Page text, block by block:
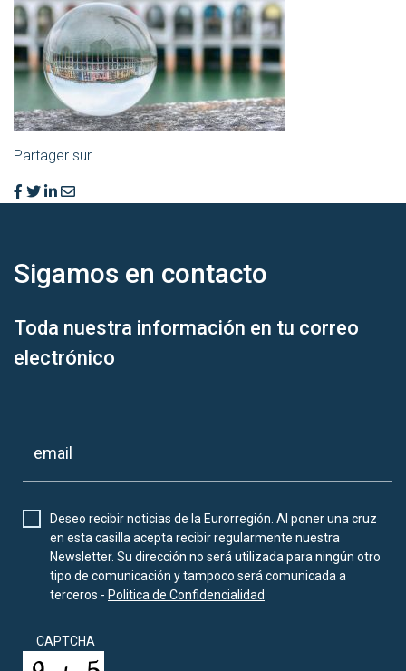
Partager sur
Sigamos en contacto
Toda nuestra información en tu correo
electrónico
Deseo recibir noticias de la Eurorregión. Al poner una cruz
en esta casilla acepta recibir regularmente nuestra
Newsletter. Su dirección no será utilizada para ningún otro
tipo de comunicación y tampoco será comunicada a
terceros - Politica de Confidencialidad
CAPTCHA